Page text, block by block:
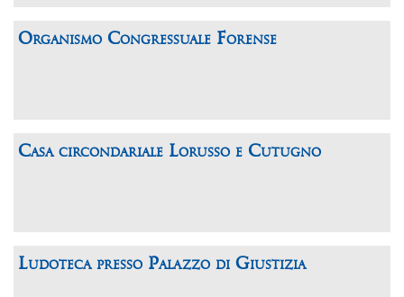
Organismo Congressuale Forense
Casa circondariale Lorusso e Cutugno
Ludoteca presso Palazzo di Giustizia